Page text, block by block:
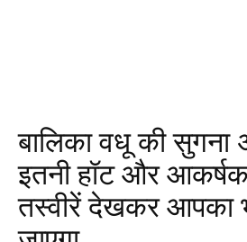
बालिका वधू की सुगना
इतनी हॉट और आकर्षक
तस्वीरें देखकर आपका